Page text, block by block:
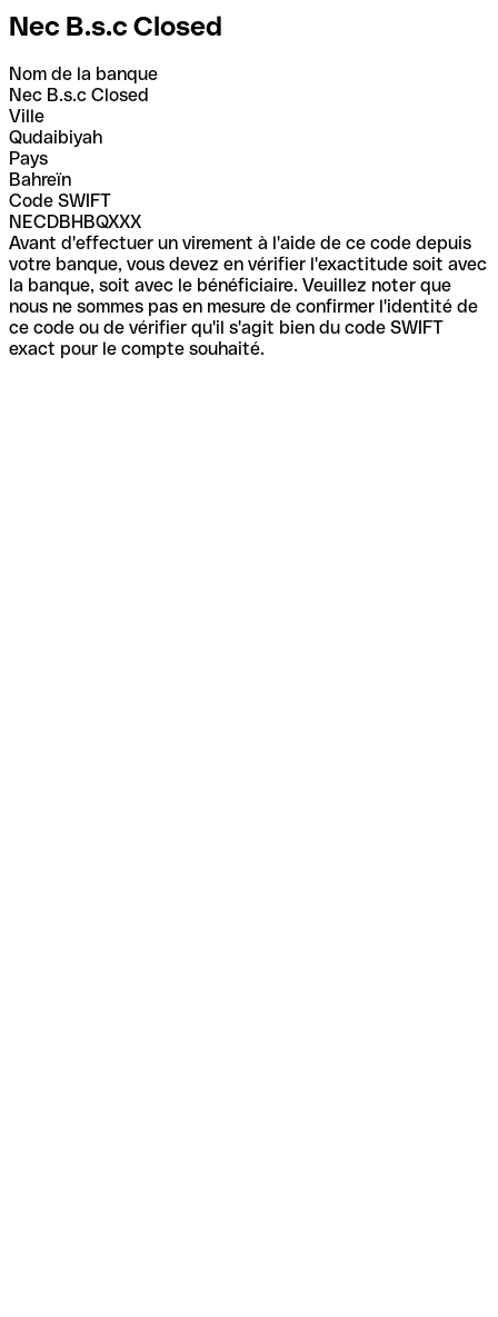
Nec B.s.c Closed
Nom de la banque
Nec B.s.c Closed
Ville
Qudaibiyah
Pays
Bahreïn
Code SWIFT
NECDBHBQXXX
Avant d'effectuer un virement à l'aide de ce code depuis
votre banque, vous devez en vérifier l'exactitude soit avec
la banque, soit avec le bénéficiaire. Veuillez noter que
nous ne sommes pas en mesure de confirmer l'identité de
ce code ou de vérifier qu'il s'agit bien du code SWIFT
exact pour le compte souhaité.